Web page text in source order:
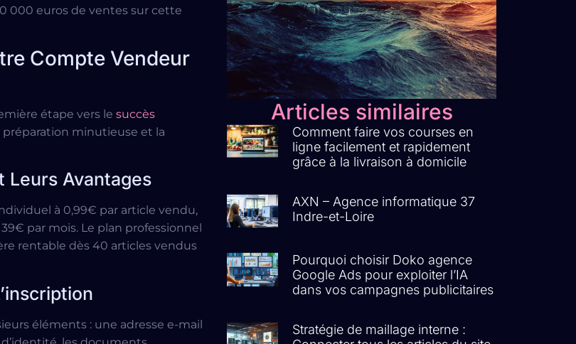
000 euros de ventes sur cette
Compte Vendeur
étape vers le succès
minutieuse et la
Leurs Avantages
à 0,99€ par article vendu,
par mois. Le plan professionnel
rentable dès 40 articles vendus
éléments : une adresse e-mail
Articles similaires
Comment faire vos courses en
ligne facilement et rapidement
grâce à la livraison à domicile
AXN – Agence informatique 37
Indre-et-Loire
Pourquoi choisir Doko agence
Google Ads pour exploiter l’IA
dans vos campagnes publicitaires
Stratégie de maillage interne :